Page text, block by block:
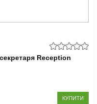
Reception
КУПИТИ